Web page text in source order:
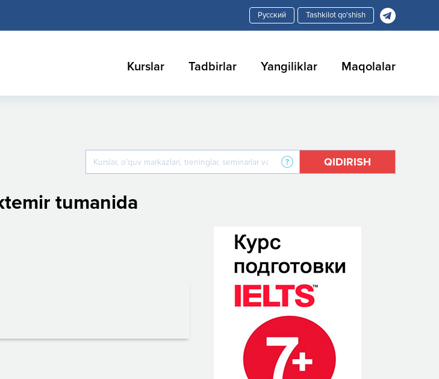
Tashkilot qo'shish
Kurslar Tadbirlar Yangiliklar Maqolalar
QIDIRISH
tumanida